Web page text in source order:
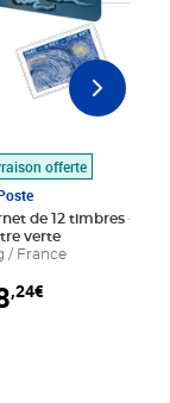
panier
offerte
de 12 timbres - Le
verte
/ France
,24€